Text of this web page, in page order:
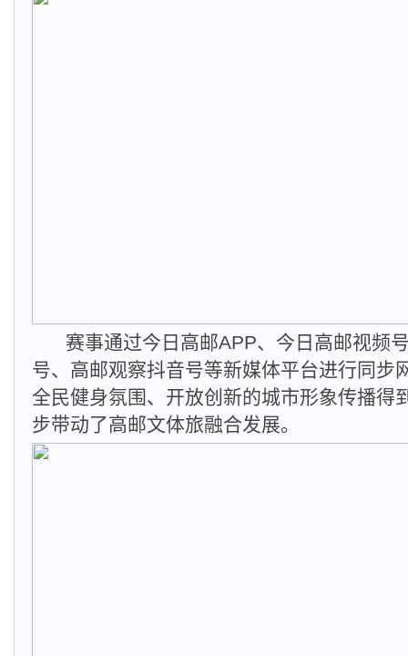
赛事通过今日高邮APP、今日高邮视频
号、高邮观察抖音号等新媒体平台进行同步
全民健身氛围、开放创新的城市形象传播得
步带动了高邮文体旅融合发展。